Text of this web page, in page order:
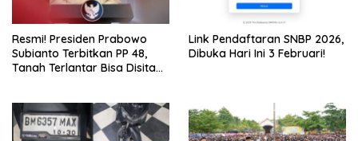
Resmi! Presiden Prabowo
Subianto Terbitkan PP 48,
Tanah Terlantar Bisa Disita
Link Pendaftaran SNBP 2026,
Dibuka Hari Ini 3 Februari!